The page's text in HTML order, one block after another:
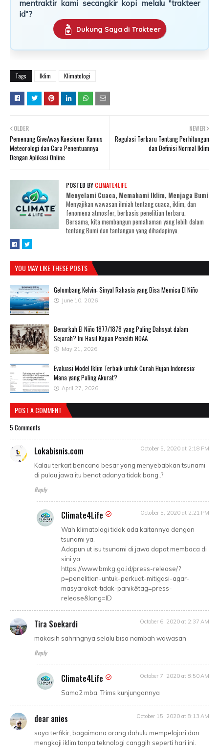
mentraktir kami secangkir kopi melalu "trakteer
id"?
Dukung Saya di Trakteer
Tags Iklim Klimatologi
NEWER
Regulasi Terbaru Tentang Perhitungan
dan Definisi Normal Iklim
OLDER
Pemenang GiveAway Kuesioner Kamus
Meteorologi dan Cara Penentuannya
Dengan Aplikasi Online
POSTED BY CLIMATE4LIFE
Menyelami Cuaca, Memahami Iklim, Menjaga Bumi
Menyajikan wawasan ilmiah tentang cuaca, iklim, dan
fenomena atmosfer, berbasis penelitian terbaru.
Bersama, kita membangun pemahaman yang lebih dalam
tentang Bumi dan tantangan yang dihadapinya.
YOU MAY LIKE THESE POSTS
Gelombang Kelvin: Sinyal Rahasia yang Bisa Memicu El Niño
June 10, 2026
Benarkah El Niño 1877/1878 yang Paling Dahsyat dalam
Sejarah? Ini Hasil Kajian Peneliti NOAA
May 21, 2026
Evaluasi Model Iklim Terbaik untuk Curah Hujan Indonesia:
Mana yang Paling Akurat?
April 27, 2026
POST A COMMENT
5 Comments
Lokabisnis.com October 5, 2020 at 2:18 PM
Kalau terkait bencana besar yang menyebabkan tsunami
di pulau jawa itu benat adanya tidak bang..?
Reply
Climate4Life October 5, 2020 at 2:21 PM
Wah klimatologi tidak ada kaitannya dengan
tsunami ya.
Adapun ut isu tsunami di jawa dapat membaca di
sini ya:
https://www.bmkg.go.id/press-release/?
p=penelitian-untuk-perkuat-mitigasi-agar-
masyarakat-tidak-panik&tag=press-
release&lang=ID
Tira Soekardi October 6, 2020 at 2:37 AM
makasih sahringnya selalu bisa nambah wawasan
Reply
Climate4Life October 7, 2020 at 8:50 AM
Sama2 mba. Trims kunjungannya
dear anies October 15, 2020 at 8:13 AM
saya terfikir, bagaimana orang dahulu mempelajari dan
mengkaji iklim tanpa teknologi canggih seperti hari ini.